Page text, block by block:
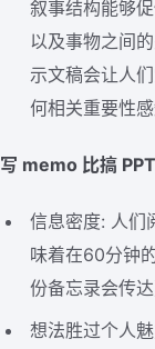
叙事结构能够
以及事物之间
示文稿会让人
何相关重要性
写 memo 比搞
信息密度: 人们
味着在60分钟
份备忘录会传
想法胜过个人